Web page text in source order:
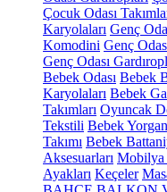
Çocuk Odası
Karyolaları Genç
Komodini Genç
Genç Odası
Bebek Odası Bebek
Karyolaları Bebek
Takımları Oyuncak
Tekstili Bebek
Takımı Bebek
Aksesuarları Mobilya
Ayakları Keçeler